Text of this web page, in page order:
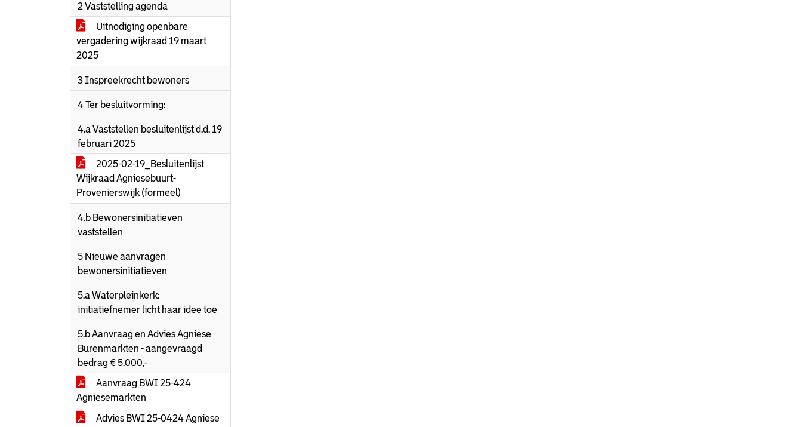
2 Vaststelling agenda
Uitnodiging openbare
vergadering wijkraad 19 maart
2025
3 Inspreekrecht bewoners
4 Ter besluitvorming:
4.a Vaststellen besluitenlijst d.d. 19
februari 2025
2025-02-19_Besluitenlijst
Wijkraad Agniesebuurt-
Provenierswijk (formeel)
4.b Bewonersinitiatieven
vaststellen
5 Nieuwe aanvragen
bewonersinitiatieven
5.a Waterpleinkerk:
initiatiefnemer licht haar idee toe
5.b Aanvraag en Advies Agniese
Burenmarkten - aangevraagd
bedrag € 5.000,-
Aanvraag BWI 25-424
Agniesemarkten
Advies BWI 25-0424 Agniese